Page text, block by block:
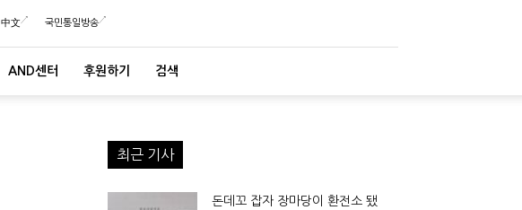
中文 국민통일방송
AND센터 후원하기 검색
최근 기사
돈데꼬 잡자 장마당이 환전소 됐